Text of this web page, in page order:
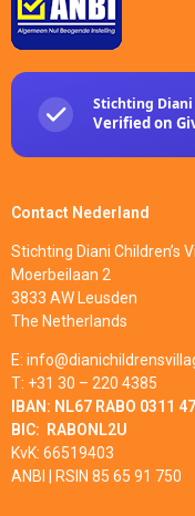
Contact Nederland
Stichting Diani Children’s
Moerbeilaan 2
3833 AW Leusden
The Netherlands
E:
T: +31 30 – 220 4385
IBAN: NL67 RABO 0311
BIC: RABONL2U
KvK: 66519403
ANBI | RSIN 85 65 91 750